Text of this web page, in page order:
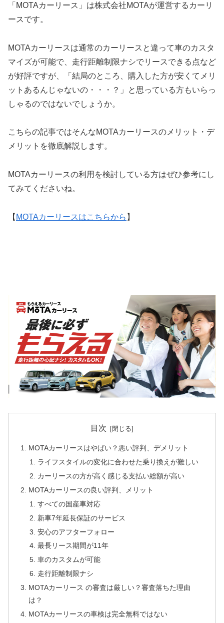
「MOTAカーリース」は株式会社MOTAが運営するカーリ
ースです。
MOTAカーリースは通常のカーリースと違って車のカスタ
マイズが可能で、走行距離制限ナシでリースできる点など
が好評ですが、「結局のところ、購入した方が安くてメリ
ットあるんじゃないの・・・？」と思っている方もいらっ
しゃるのではないでしょうか。
こちらの記事ではそんなMOTAカーリースのメリット・デ
メリットを徹底解説します。
MOTAカーリースの利用を検討している方はぜひ参考にし
てみてくださいね。
【 MOTAカーリースはこちらから 】
目次
MOTAカーリースはやばい？悪い評判、デメリット
ライフスタイルの変化に合わせた乗り換えが難しい
カーリースの方が高く感じる支払い総額が高い
MOTAカーリースの良い評判、メリット
すべての国産車対応
新車7年延長保証のサービス
安心のアフターフォロー
最長リース期間が11年
車のカスタムが可能
走行距離制限ナシ
MOTAカーリース の審査は厳しい？審査落ちた理由
は？
MOTAカーリースの車検は完全無料ではない